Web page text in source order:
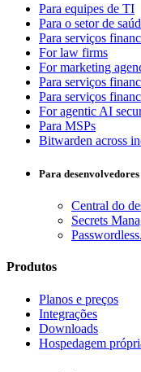
Para equipes de TI
Para o setor de
Para serviços
For law firms
For marketing
Para serviços
Para serviços
For agentic AI
Para MSPs
Bitwarden across
Para desenvolvedores
Central do
Secrets
Produtos
Planos e preços
Integrações
Downloads
Hospedagem